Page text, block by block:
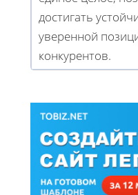
достигать
уверенной
конкурентов.